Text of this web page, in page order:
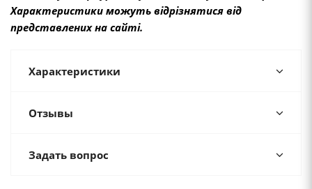
Характеристики можуть відрізнятися від
представлених на сайті.
Характеристики
Отзывы
Задать вопрос